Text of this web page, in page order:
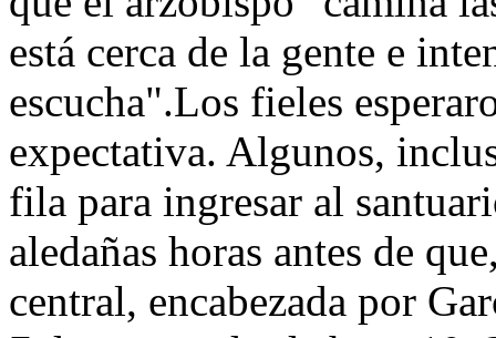
está cerca de la gente e
escucha".Los fieles
expectativa. Algunos,
fila para ingresar al
aledañas horas antes de
central, encabezada por